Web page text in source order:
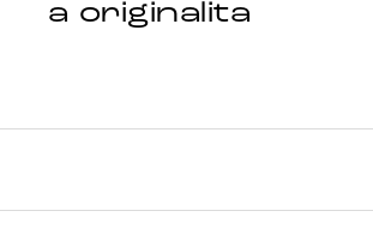
a originalita